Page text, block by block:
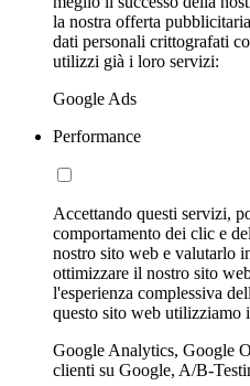
la nostra offerta
dati personali crittografati
utilizzi già i loro servizi:
Google Ads
Performance
Accettando questi servizi,
comportamento dei clic e
nostro sito web e valutarlo
ottimizzare il nostro sito
l'esperienza complessiva
questo sito web utilizziamo
Google Analytics, Google
clienti su Google, A/B-